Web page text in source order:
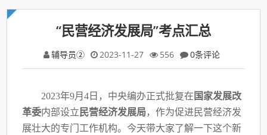
“民营经济发展局”考点汇总
辅导员② 2023-11-27 556 0条评论
2023年9月4日，中央编办正式批复在 国家发展改
革委内部设立 民营经济发展局，作为促进民营经济发
展壮大的专门工作机构。今天带大家了解一下这个新